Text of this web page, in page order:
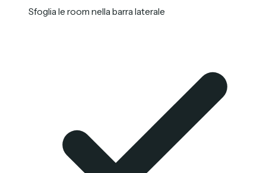
Sfoglia le room nella barra laterale